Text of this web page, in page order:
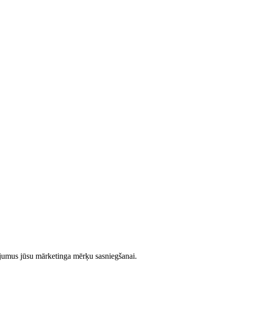
jūsu mārketinga mērķu sasniegšanai.